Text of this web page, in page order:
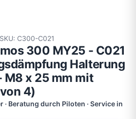
SKU: C300-C021
300 MY25 - C021
Halterung
x 25 mm mit
4)
Beratung durch Piloten · Service in